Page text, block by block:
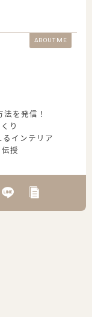
ABOUT ME
を発信！
り
るインテリア
授